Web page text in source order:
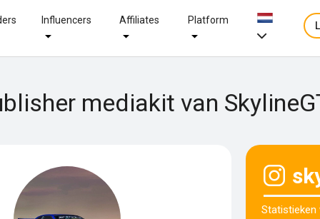
Influencers Affiliates Platform
mediakit van